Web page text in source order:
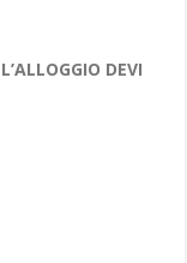
DEVI